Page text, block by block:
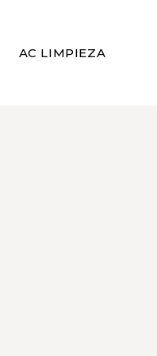
AC LIMPIEZA